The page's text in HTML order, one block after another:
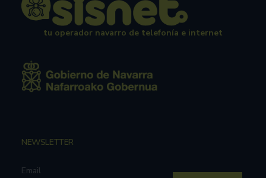
tu operador navarro de telefonía e internet
NEWSLETTER